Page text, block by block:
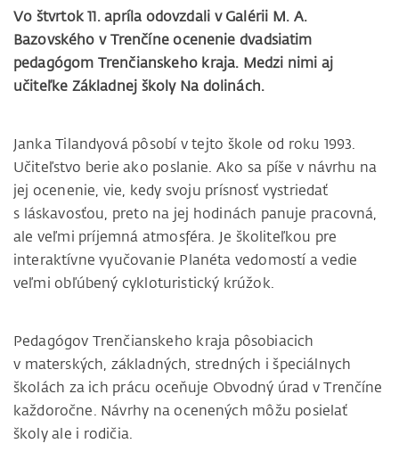
Vo štvrtok 11. apríla odovzdali v Galérii M. A.
Bazovského v Trenčíne ocenenie dvadsiatim
pedagógom Trenčianskeho kraja. Medzi nimi aj
učiteľke Základnej školy Na dolinách.
Janka Tilandyová pôsobí v tejto škole od roku 1993.
Učiteľstvo berie ako poslanie. Ako sa píše v návrhu na
jej ocenenie, vie, kedy svoju prísnosť vystriedať
s láskavosťou, preto na jej hodinách panuje pracovná,
ale veľmi príjemná atmosféra. Je školiteľkou pre
interaktívne vyučovanie Planéta vedomostí a vedie
veľmi obľúbený cykloturistický krúžok.
Pedagógov Trenčianskeho kraja pôsobiacich
v materských, základných, stredných i špeciálnych
školách za ich prácu oceňuje Obvodný úrad v Trenčíne
každoročne. Návrhy na ocenených môžu posielať
školy ale i rodičia.